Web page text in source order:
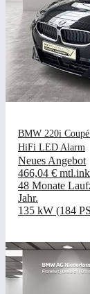
BMW 220i
HiFi LED Alarm
Neues Angebot
466,04 € mtl.
48 Monate
Jahr.
135 kW (184